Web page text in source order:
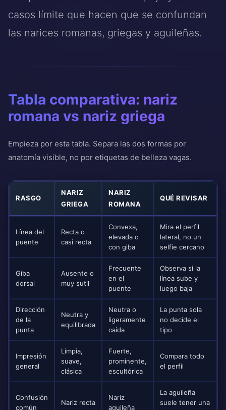
casos límite que hacen que se confundan
las narices romanas, griegas y aguileñas.
Tabla comparativa: nariz
romana vs nariz griega
Empieza por esta tabla. Separa las dos formas por
anatomía visible, no por etiquetas de belleza vagas.
RASGO
NARIZ
GRIEGA
NARIZ
ROMANA
QUÉ REVISAR
Línea del
puente
Recta o
casi recta
Convexa,
elevada o
con giba
Mira el perfil
lateral, no un
selfie cercano
Giba
dorsal
Ausente o
muy sutil
Frecuente
en el
puente
Observa si la
línea sube y
luego baja
Dirección
de la
punta
Neutra y
equilibrada
Neutra o
ligeramente
caída
La punta sola
no decide el
tipo
Impresión
general
Limpia,
suave,
clásica
Fuerte,
prominente,
escultórica
Compara todo
el perfil
Confusión
común
Nariz recta
Nariz
aguileña
La aguileña
suele tener una